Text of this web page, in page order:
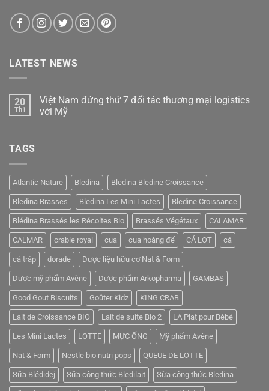
LATEST NEWS
20
Th1
Việt Nam đứng thứ 7 đối tác thương mại logistics
với Mỹ
đứng
thứ
7
đối
tác
thương
mại
logistics
với
Mỹ
TAGS
Atlantic Nature Bledina Bledina Bledine Croissance
Bledina Brasses Bledina Les Mini Lactes Bledine Croissance
Blédina Brassés les Récoltes Bio Brassés Végétaux CALAMAR
CALMAR crable royal cua cua hoàng đế CÁ LOT cá
cá tráp dorade Dược liệu hữu cơ Nat & Form
Dược mỹ phẩm Avène Dược phẩm Arkopharma GAMBAS
Good Gout Biscuits Goûter Kidz KING CRAB
Lait de Croissance BIO Lait de suite Bio 2 LA Plat pour Bébé
Les Mini Lactes LOTTE MỰC ỐNG Mỹ phẩm Avène
Nat & Form Nestle bio nutri pops QUEUE DE LOTTE
Sữa Blédidej Sữa công thức Bledilait Sữa công thức Bledina